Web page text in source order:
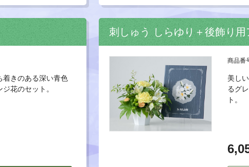
着きのある深い青色
花のセット。
刺しゅう しらゆり＋後飾り用
商品番
美し
るグ
ト。